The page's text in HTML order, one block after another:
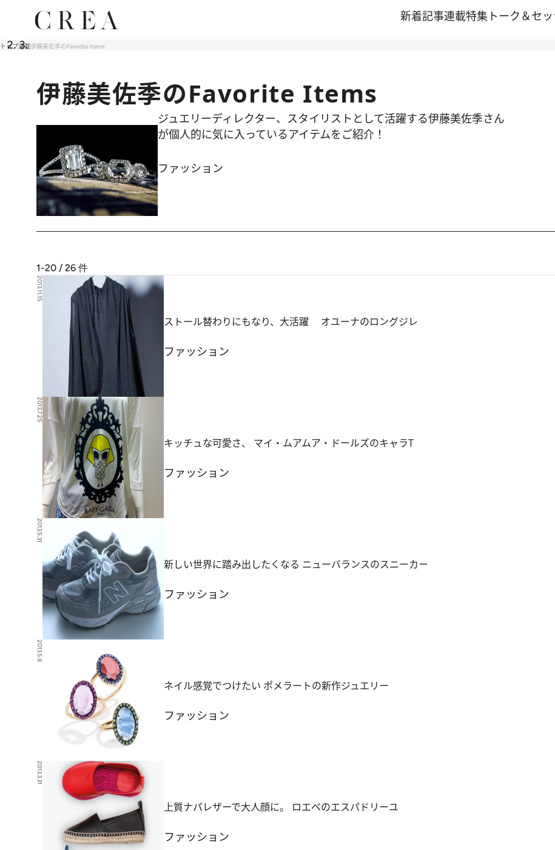
新着記事連載特集 トーク＆セ
トップ連載伊藤美佐季のFavorite Items
伊藤美佐季のFavorite Items
ジュエリーディレクター、スタイリストとして活躍する伊藤美佐季さん
が個人的に気に入っているアイテムをご紹介！
ファッション
1-20 / 26 件
2013.11.15
ストール替わりにもなり、大活躍 オユーナのロングジレ
ファッション
2013.7.25
キッチュな可愛さ、 マイ・ムアムア・ドールズのキャラT
ファッション
2013.5.31
新しい世界に踏み出したくなる ニューバランスのスニーカー
ファッション
2013.5.8
ネイル感覚でつけたい ポメラートの新作ジュエリー
ファッション
2013.3.31
上質ナパレザーで大人顔に。 ロエベのエスパドリーユ
ファッション